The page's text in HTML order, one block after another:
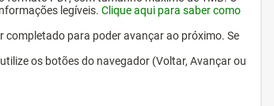
legíveis. Clique aqui para saber como
completado para poder avançar ao próximo. Se
os botões do navegador (Voltar, Avançar ou